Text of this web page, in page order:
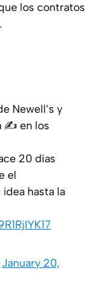
los contratos
Newell’s y
✍️ en los
20 días
el
hasta la
January 20,